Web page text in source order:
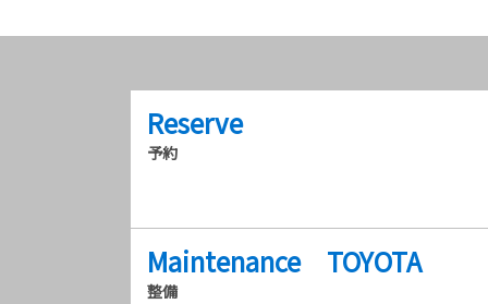
Reserve
予約
Maintenance TOYOTA
整備